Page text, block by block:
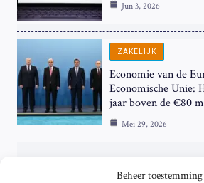
Beheer toestemming
Jun 3, 2026
ZAKELIJK
Economie van de
Economische Unie:
jaar boven de €80
Mei 29, 2026
ZAKELIJK